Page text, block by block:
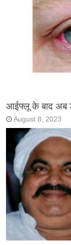
आईफ्लू के बाद अब
August 8, 2023